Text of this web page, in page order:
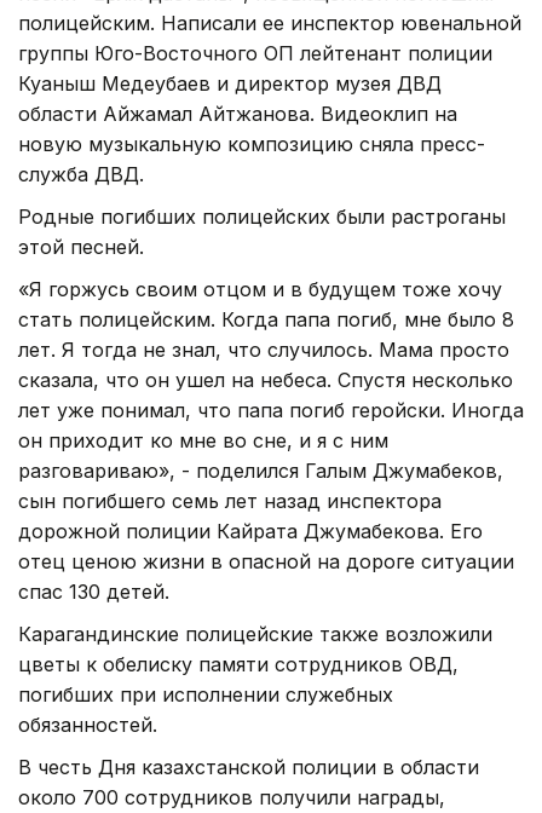
полицейским. Написали ее инспектор ювенальной
группы Юго-Восточного ОП лейтенант полиции
Куаныш Медеубаев и директор музея ДВД
области Айжамал Айтжанова. Видеоклип на
новую музыкальную композицию сняла пресс-
служба ДВД.
Родные погибших полицейских были растроганы
этой песней.
«Я горжусь своим отцом и в будущем тоже хочу
стать полицейским. Когда папа погиб, мне было 8
лет. Я тогда не знал, что случилось. Мама просто
сказала, что он ушел на небеса. Спустя несколько
лет уже понимал, что папа погиб геройски. Иногда
он приходит ко мне во сне, и я с ним
разговариваю», - поделился Галым Джумабеков,
сын погибшего семь лет назад инспектора
дорожной полиции Кайрата Джумабекова. Его
отец ценою жизни в опасной на дороге ситуации
спас 130 детей.
Карагандинские полицейские также возложили
цветы к обелиску памяти сотрудников ОВД,
погибших при исполнении служебных
обязанностей.
В честь Дня казахстанской полиции в области
около 700 сотрудников получили награды,